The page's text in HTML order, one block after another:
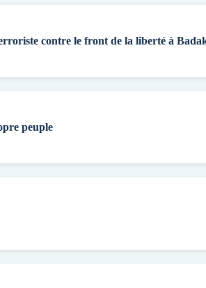
contre le front de la liberté à
peuple